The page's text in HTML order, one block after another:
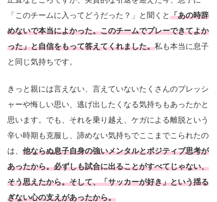
「このチームに入ってどうだった？」と聞くと「あの時辞
めないで本当によかった。このチームでプレーできてよか
った」と自信をもって答えてくれました。私も本当に息子
と同じ気持ちです。
きっと親には言えない、言えていないたくさんのプレッシ
ャーや悔しい思い、逃げ出したくなる気持ちもあったかと
思います。でも、それを乗り越え、ケガによる離脱という
辛い時期も克服し、諦めない気持ちでここまでこられたの
は、 他ならぬ息子自身の強いメンタルとポジティブ思考が
あったから。必ずしも試合に出ることがすべてじゃない、
そう思えたから。そして、「サッカーが好き」という揺る
ぎない心の支えがあったから。